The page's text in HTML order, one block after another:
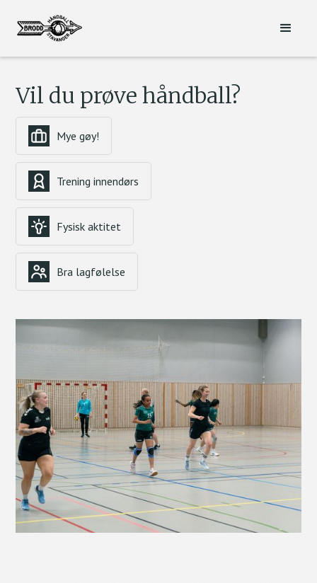
Vil du prøve håndball?
Mye gøy!
Trening innendørs
Fysisk aktitet
Bra lagfølelse